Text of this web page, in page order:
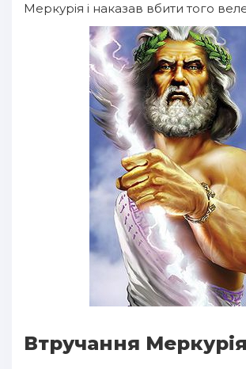
Меркурія і наказав вбити того
Втручання Меркурія